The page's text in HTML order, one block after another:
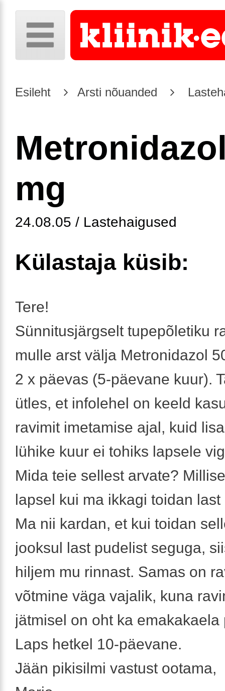
Esileht Arsti nõuanded
mg
24.08.05 / Lastehaigused
Külastaja küsib:
Tere!
Sünnitusjärgselt tupepõletiku
mulle arst välja Metronidazol
2 x päevas (5-päevane kuur).
ütles, et infolehel on keeld
ravimit imetamise ajal, kuid
lühike kuur ei tohiks lapsele
Mida teie sellest arvate?
lapsel kui ma ikkagi toidan
Ma nii kardan, et kui toidan
jooksul last pudelist seguga,
hiljem mu rinnast. Samas on
võtmine väga vajalik, kuna
jätmisel on oht ka emakakaela
Laps hetkel 10-päevane.
Jään pikisilmi vastust ootama,